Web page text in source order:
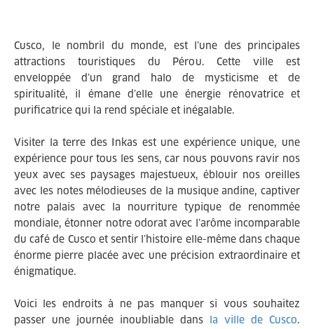
Cusco, le nombril du monde, est l’une des principales
attractions touristiques du Pérou. Cette ville est
enveloppée d’un grand halo de mysticisme et de
spiritualité, il émane d’elle une énergie rénovatrice et
purificatrice qui la rend spéciale et inégalable.
Visiter la terre des Inkas est une expérience unique, une
expérience pour tous les sens, car nous pouvons ravir nos
yeux avec ses paysages majestueux, éblouir nos oreilles
avec les notes mélodieuses de la musique andine, captiver
notre palais avec la nourriture typique de renommée
mondiale, étonner notre odorat avec l’arôme incomparable
du café de Cusco et sentir l’histoire elle-même dans chaque
énorme pierre placée avec une précision extraordinaire et
énigmatique.
Voici les endroits à ne pas manquer si vous souhaitez
passer une journée inoubliable dans la ville de Cusco.